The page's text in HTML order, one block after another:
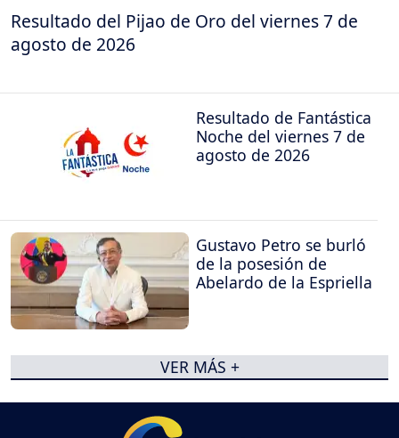
Resultado del Pijao de Oro del viernes 7 de
agosto de 2026
Resultado de Fantástica
Noche del viernes 7 de
agosto de 2026
Gustavo Petro se burló
de la posesión de
Abelardo de la Espriella
VER MÁS +